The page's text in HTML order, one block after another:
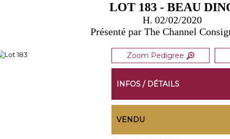
LOT 183 - BEAU
H. 02/02/2020
Présenté par The Channel
Zoom Pedigree
INFOS / DÉTAILS
VENDU